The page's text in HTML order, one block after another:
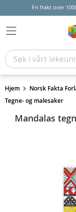
Fri frakt over
Hjem Norsk Fakta
Tegne- og malesaker
Mandalas